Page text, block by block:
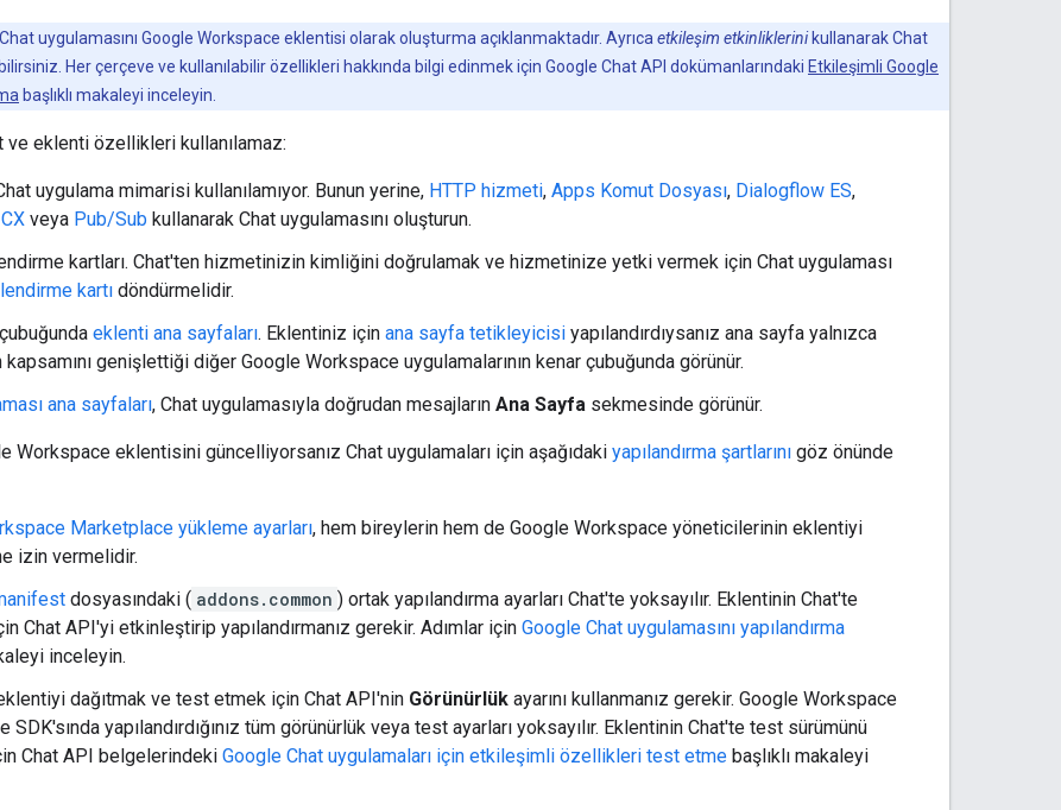
uygulamasını Google Workspace eklentisi olarak oluşturma açıklanmaktadır. Ayrıca etkileşim etkinliklerinikullanarak Chat
Her çerçeve ve kullanılabilir özellikleri hakkında bilgi edinmek için Google Chat API dokümanlarındaki Etkileşimli Google
başlıklı makaleyi inceleyin.
ve eklenti özellikleri kullanılamaz:
uygulama mimarisi kullanılamıyor. Bunun yerine, HTTP hizmeti, Apps Komut Dosyası, Dialogflow ES,
veya Pub/Sub kullanarak Chat uygulamasını oluşturun.
kartları. Chat'ten hizmetinizin kimliğini doğrulamak ve hizmetinize yetki vermek için Chat uygulaması
kartı döndürmelidir.
eklenti ana sayfaları. Eklentiniz için ana sayfa tetikleyicisi yapılandırdıysanız ana sayfa yalnızca
kapsamını genişlettiği diğer Google Workspace uygulamalarının kenar çubuğunda görünür.
ana sayfaları, Chat uygulamasıyla doğrudan mesajların Ana Sayfa sekmesinde görünür.
Workspace eklentisini güncelliyorsanız Chat uygulamaları için aşağıdaki yapılandırma şartlarını göz önünde
Marketplace yükleme ayarları, hem bireylerin hem de Google Workspace yöneticilerinin eklentiyi
izin vermelidir.
dosyasındaki ( addons.common ) ortak yapılandırma ayarları Chat'te yoksayılır. Eklentinin Chat'te
için Chat API'yi etkinleştirip yapılandırmanız gerekir. Adımlar için Google Chat uygulamasını yapılandırma
inceleyin.
dağıtmak ve test etmek için Chat API'nin Görünürlük ayarını kullanmanız gerekir. Google Workspace
SDK'sında yapılandırdığınız tüm görünürlük veya test ayarları yoksayılır. Eklentinin Chat'te test sürümünü
Chat API belgelerindeki Google Chat uygulamaları için etkileşimli özellikleri test etme başlıklı makaleyi